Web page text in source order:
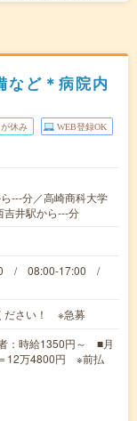
など＊病院内
休み WEB登録OK
---分／高崎商科大学
吉井駅から---分
/ 08:00-17:00 /
ださい！ ※急募
：時給1350円～ ■月
12万4800円 ※前払